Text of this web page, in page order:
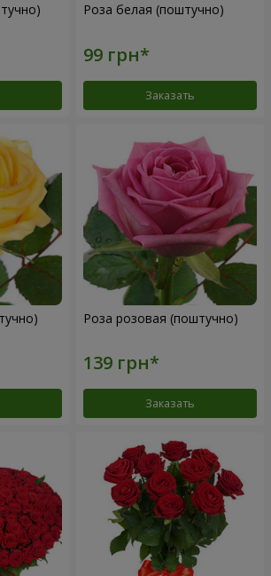
Роза белая (поштучно)
Заказать
Роза розовая (поштучно)
Заказать